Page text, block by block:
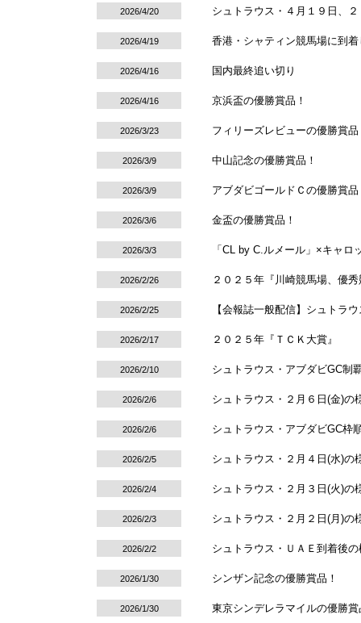
2026/4/20 シュトラウス・４月１９日、
2026/4/19 香港・シャティン競馬場に到
2026/4/16 国内最終追い切り
2026/4/16 京浜盃の優勝賞品！
2026/3/23 フィリーズレビューの優勝賞品
2026/3/9 中山記念の優勝賞品！
2026/3/9 アブダビゴールドＣの優勝賞品
2026/3/6 金盃の優勝賞品！
2026/3/3 「CL by C.ルメール」×キャ
2026/2/26 ２０２５年『川崎競馬場、優
2026/2/25 【会報誌一般配信】シュトラ
2026/2/17 ２０２５年『ＴＣＫ大賞』
2026/2/10 シュトラウス・アブダビGC制
2026/2/6 シュトラウス・２月６日(金)の
2026/2/6 シュトラウス・アブダビGC枠
2026/2/5 シュトラウス・２月４日(水)の
2026/2/4 シュトラウス・２月３日(火)の
2026/2/3 シュトラウス・２月２日(月)の
2026/2/2 シュトラウス・ＵＡＥ到着後の
2026/1/30 シンザン記念の優勝賞品！
2026/1/30 東京シンデレラマイルの優勝賞